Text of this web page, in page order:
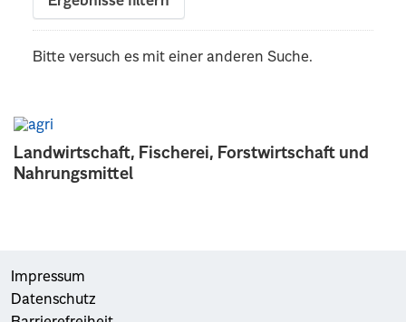
Landwirtschaft, Fischerei, Forstwirtschaft und
Nahrungsmittel
Bitte versuch es mit einer anderen Suche.
Impressum
Datenschutz